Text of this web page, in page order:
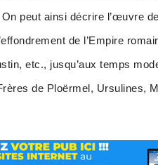
peut ainsi décrire l’œuvre
de l’Empire
etc., jusqu’aux temps
de Ploërmel, Ursulines,